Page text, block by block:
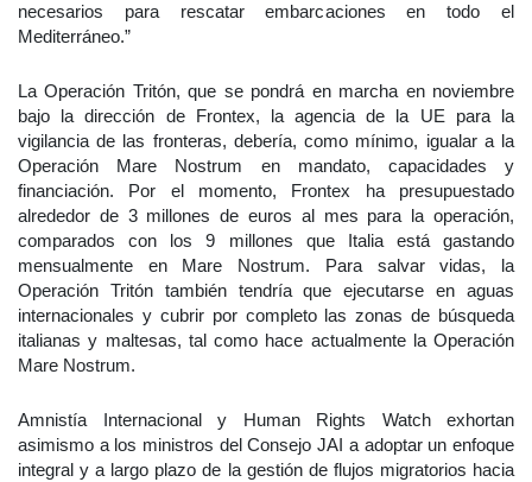
necesarios para rescatar embarcaciones en todo el
Mediterráneo.”
La Operación Tritón, que se pondrá en marcha en noviembre
bajo la dirección de Frontex, la agencia de la UE para la
vigilancia de las fronteras, debería, como mínimo, igualar a la
Operación Mare Nostrum en mandato, capacidades y
financiación. Por el momento, Frontex ha presupuestado
alrededor de 3 millones de euros al mes para la operación,
comparados con los 9 millones que Italia está gastando
mensualmente en Mare Nostrum. Para salvar vidas, la
Operación Tritón también tendría que ejecutarse en aguas
internacionales y cubrir por completo las zonas de búsqueda
italianas y maltesas, tal como hace actualmente la Operación
Mare Nostrum.
Amnistía Internacional y Human Rights Watch exhortan
asimismo a los ministros del Consejo JAI a adoptar un enfoque
integral y a largo plazo de la gestión de flujos migratorios hacia